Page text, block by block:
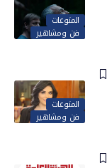
المنوعات
فن ومشاهير
المنوعات
فن ومشاهير